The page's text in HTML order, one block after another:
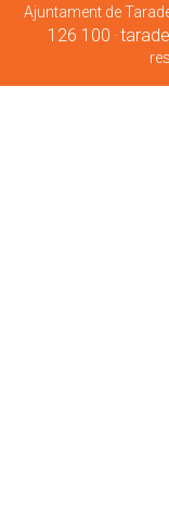
Ajuntament de
126 100 ·